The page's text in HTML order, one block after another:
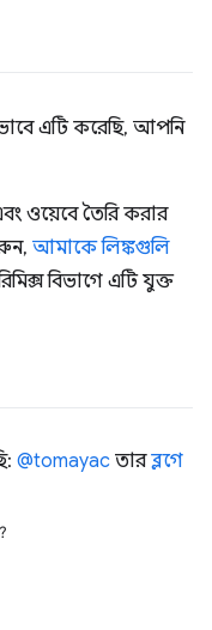
এটি করেছি, আপনি
ওয়েবে তৈরি করার
আমাকে লিঙ্কগুলি
বিভাগে এটি যুক্ত
@tomayac তারব্লগে